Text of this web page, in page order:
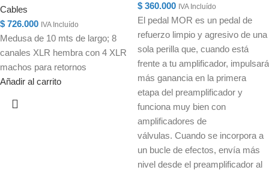
Cables
$ 726.000 IVA Incluído
Medusa de 10 mts de largo; 8
canales XLR hembra con 4 XLR
machos para retornos
Añadir al carrito
$ 360.000 IVA Incluído
El pedal MOR es un pedal de
refuerzo limpio y agresivo de una
sola perilla que, cuando está
frente a tu amplificador, impulsará
más ganancia en la primera
etapa del preamplificador y
funciona muy bien con
amplificadores de
válvulas. Cuando se incorpora a
un bucle de efectos, envía más
nivel desde el preamplificador al